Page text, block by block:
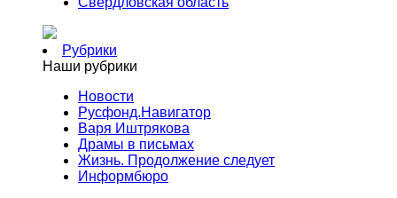
Рубрики
Наши рубрики
Новости
Русфонд.Навигатор
Варя Иштрякова
Драмы в письмах
Жизнь. Продолжение следует
Информбюро